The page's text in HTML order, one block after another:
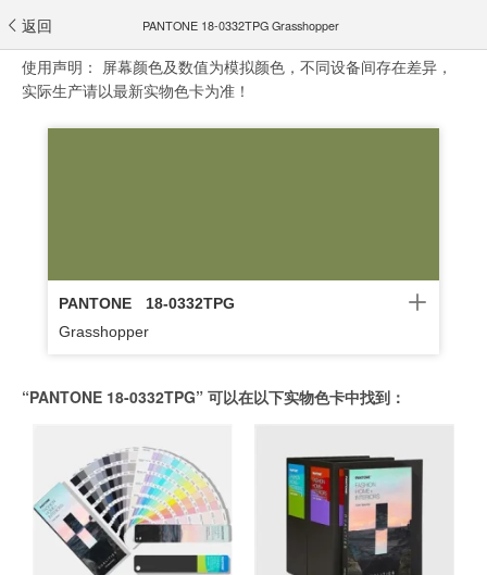
返回 PANTONE 18-0332TPG Grasshopper
使用声明： 屏幕颜色及数值为模拟颜色，不同设备间存在差异，
实际生产请以最新实物色卡为准！
PANTONE
18-0332TPG
Grasshopper
“PANTONE 18-0332TPG” 可以在以下实物色卡中找到：